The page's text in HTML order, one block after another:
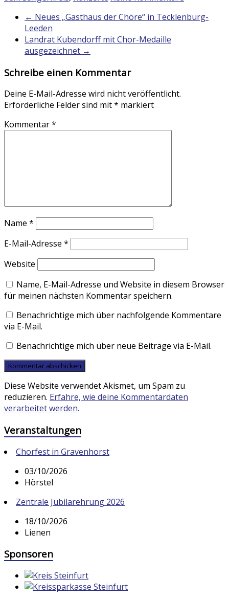
← Neues „Gasthaus der Chöre“ in Tecklenburg-
Leeden
Landrat Kubendorff mit Chor-Medaille
ausgezeichnet →
Schreibe einen Kommentar
Deine E-Mail-Adresse wird nicht veröffentlicht.
Erforderliche Felder sind mit* markiert
Kommentar*
Name *
E-Mail-Adresse *
Website
Name, E-Mail-Adresse und Website in diesem Browser
für meinen nächsten Kommentar speichern.
Benachrichtige mich über nachfolgende Kommentare
via E-Mail.
Benachrichtige mich über neue Beiträge via E-Mail.
Diese Website verwendet Akismet, um Spam zu
reduzieren. Erfahre, wie deine Kommentardaten
verarbeitet werden.
Veranstaltungen
Chorfest in Gravenhorst
03/10/2026
Hörstel
Zentrale Jubilarehrung 2026
18/10/2026
Lienen
Sponsoren